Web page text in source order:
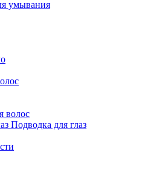
умывания
волос
Подводка для глаз